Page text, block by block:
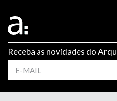
Receba as novidades do